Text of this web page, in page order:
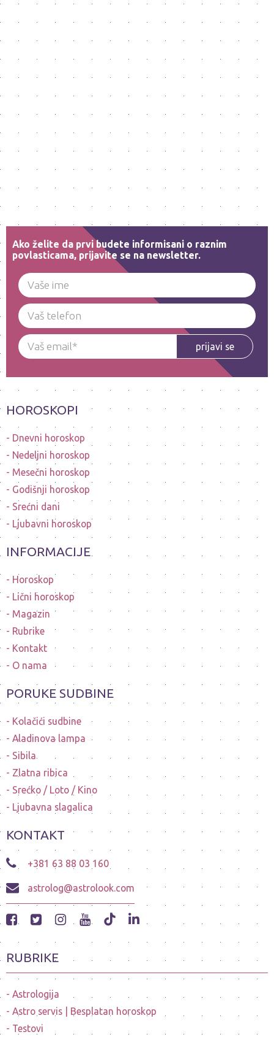
Ako želite da prvi budete informisani o raznim
povlasticama, prijavite se na newsletter.
prijavi se
HOROSKOPI
Dnevni horoskop
Nedeljni horoskop
Mesečni horoskop
Godišnji horoskop
Srećni dani
Ljubavni horoskop
INFORMACIJE
Horoskop
Lični horoskop
Magazin
Rubrike
Kontakt
O nama
PORUKE SUDBINE
Kolačići sudbine
Aladinova lampa
Sibila
Zlatna ribica
Srećko / Loto / Kino
Ljubavna slagalica
KONTAKT
+381 63 88 03 160
astrolog@astrolook.com
RUBRIKE
Astrologija
Astro servis | Besplatan horoskop
Testovi